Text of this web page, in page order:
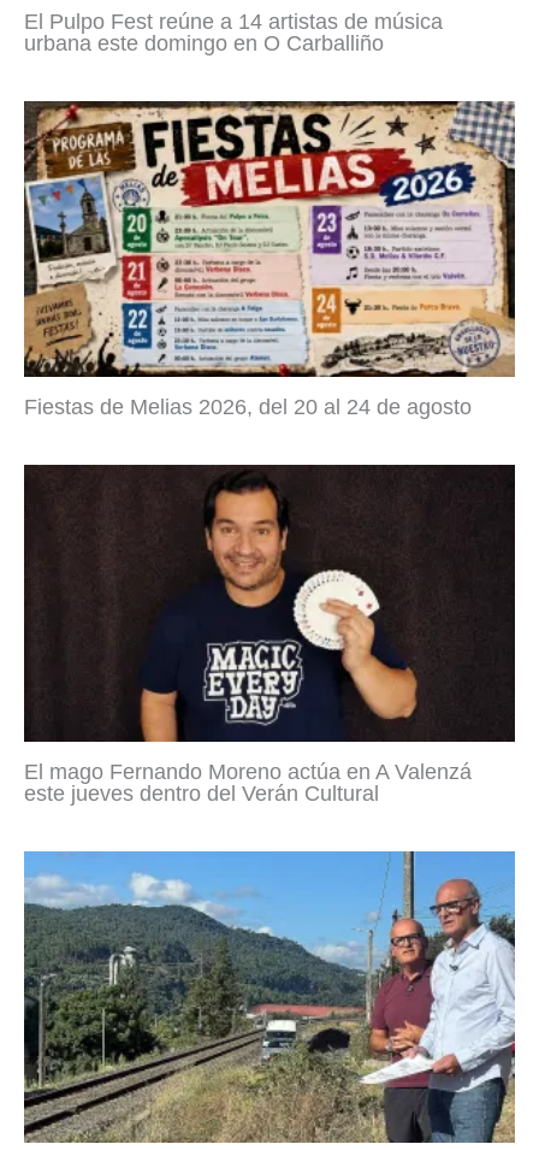
El Pulpo Fest reúne a 14 artistas de música
urbana este domingo en O Carballiño
Fiestas de Melias 2026, del 20 al 24 de agosto
El mago Fernando Moreno actúa en A Valenzá
este jueves dentro del Verán Cultural